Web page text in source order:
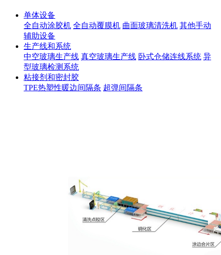
单体设备
全自动涂胶机 全自动覆膜机 曲面玻璃清洗机 其他手动
辅助设备
生产线和系统
中空玻璃生产线 真空玻璃生产线 卧式仓储连线系统 异
型玻璃检测系统
粘接剂和密封胶
TPE热塑性暖边间隔条 超弹间隔条